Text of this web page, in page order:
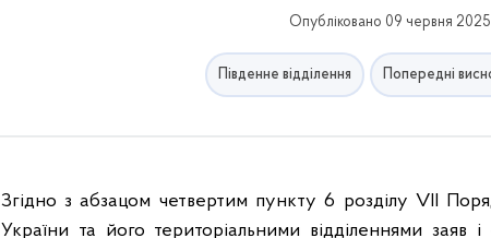
Опубліковано 09 червня
Південне відділення Попередні
Згідно з абзацом четвертим пункту 6 розділу VІІ
України та його територіальними відділеннями